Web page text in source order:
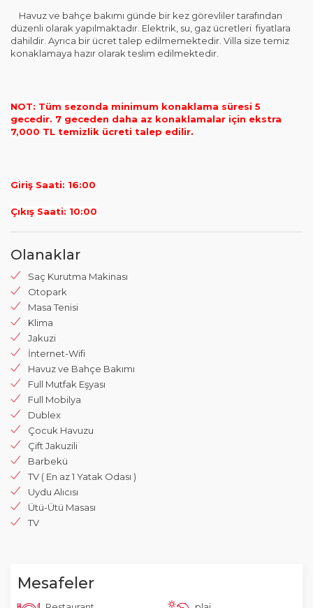
Havuz ve bahçe bakımı günde bir kez görevliler tarafından
düzenli olarak yapılmaktadır. Elektrik, su, gaz ücretleri fiyatlara
dahildir. Ayrıca bir ücret talep edilmemektedir. Villa size temiz
konaklamaya hazır olarak teslim edilmektedir.
NOT: Tüm sezonda minimum konaklama süresi 5
gecedir. 7 geceden daha az konaklamalar için ekstra
7,000 TL temizlik ücreti talep edilir.
Giriş Saati: 16:00
Çıkış Saati: 10:00
Olanaklar
Saç Kurutma Makinası
Otopark
Masa Tenisi
Klima
Jakuzi
İnternet-Wifi
Havuz ve Bahçe Bakımı
Full Mutfak Eşyası
Full Mobilya
Dublex
Çocuk Havuzu
Çift Jakuzili
Barbekü
TV ( En az 1 Yatak Odası )
Uydu Alıcısı
Ütü-Ütü Masası
TV
Mesafeler